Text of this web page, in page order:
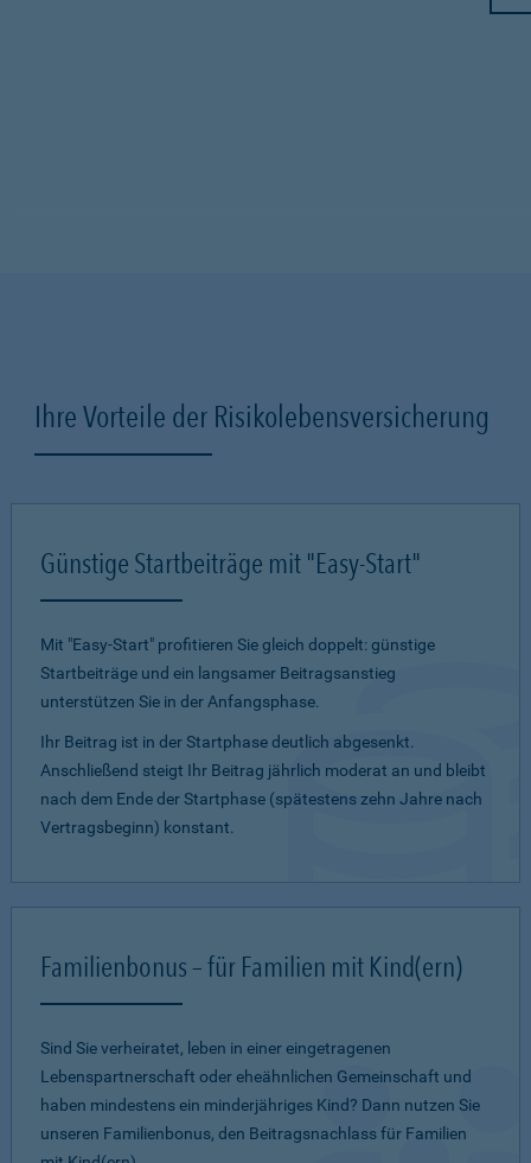
Ihre Vorteile der Risikolebensversicherung
Günstige Startbeiträge mit "Easy-Start"
Mit "Easy-Start" profitieren Sie gleich doppelt: günstige
Startbeiträge und ein lang­samer Beitragsanstieg
unterstützen Sie in der Anfangsphase.
Ihr Beitrag ist in der Startphase deutlich abgesenkt.
Anschließend steigt Ihr Beitrag jährlich moderat an und bleibt
nach dem Ende der Startphase (spätestens zehn Jahre nach
Vertragsbeginn) konstant.
Familienbonus – für Familien mit Kind(ern)
Sind Sie verheiratet, leben in einer eingetragenen
Lebenspartnerschaft oder eheähnlichen Gemeinschaft und
haben mindestens ein minderjähriges Kind? Dann nutzen Sie
unseren Familienbonus, den Beitragsnachlass für Familien